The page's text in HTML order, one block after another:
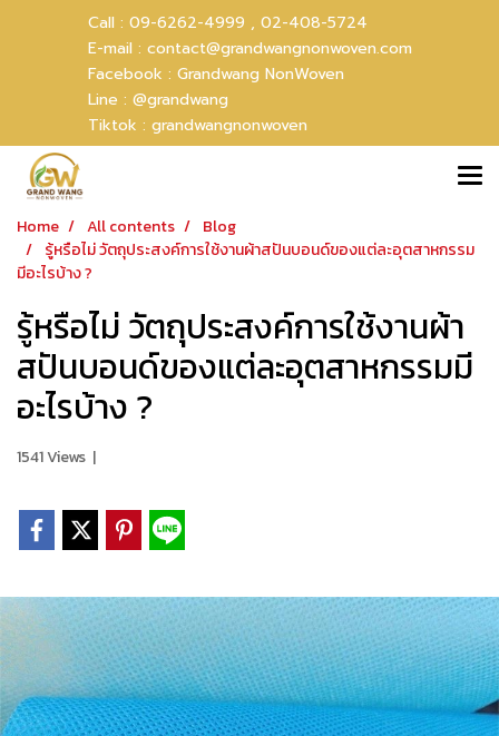
Call : 09-6262-4999 , 02-408-5724
E-mail : contact@grandwangnonwoven.com
Facebook : Grandwang NonWoven
Line : @grandwang
Tiktok : grandwangnonwoven
Home All contents
Blog
รู้หรือไม่ วัตถุประสงค์การใช้งานผ้าสปันบอนด์ของแต่ละอุตสาหกรรม
มีอะไรบ้าง ?
รู้หรือไม่ วัตถุประสงค์การใช้งานผ้า
สปันบอนด์ของแต่ละอุตสาหกรรมมี
อะไรบ้าง ?
1541 Views |